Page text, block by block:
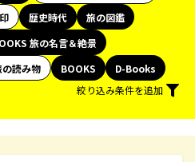
歴史時代
旅の図鑑
旅の名言＆絶景
読み物 BOOKS
D-Books
絞り込み条件を追加